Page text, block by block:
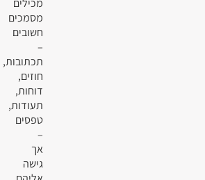
מכילים
מסמכים
חשובים
–
תכתובות,
חוזים,
דוחות,
תעודות,
טפסים
–
אך
גישה